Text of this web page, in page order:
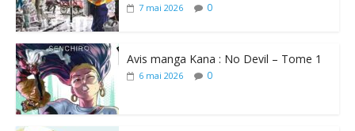
7 mai 2026 0
Avis manga Kana : No Devil – Tome 1
6 mai 2026 0